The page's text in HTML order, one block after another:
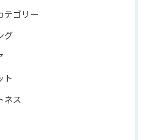
テゴリー
グ
ト
ネス